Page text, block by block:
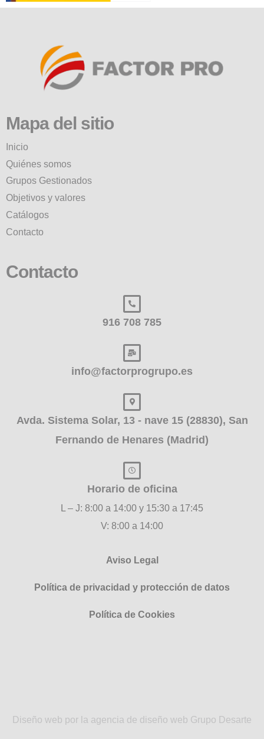
Mapa del sitio
Inicio
Quiénes somos
Grupos Gestionados
Objetivos y valores
Catálogos
Contacto
Contacto
916 708 785
info@factorprogrupo.es
Avda. Sistema Solar, 13 - nave 15 (28830), San
Fernando de Henares (Madrid)
Horario de oficina
L – J: 8:00 a 14:00 y 15:30 a 17:45
V: 8:00 a 14:00
Aviso Legal
Política de privacidad y protección de datos
Política de Cookies
Diseño web por la agencia de diseño web Grupo Desarte